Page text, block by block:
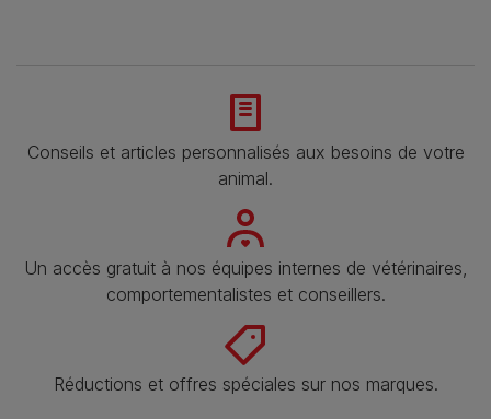
Conseils et articles personnalisés aux besoins de votre
animal​.
Un accès gratuit à nos équipes internes de vétérinaires,
comportementalistes et conseillers.
Réductions et offres spéciales sur nos marques.